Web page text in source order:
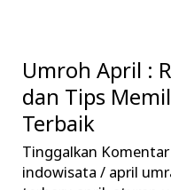
Umroh April :
dan Tips
Terbaik
Tinggalkan Komentar
indowisata/ april
Umroh
April
:
Rukun,
Syarat,